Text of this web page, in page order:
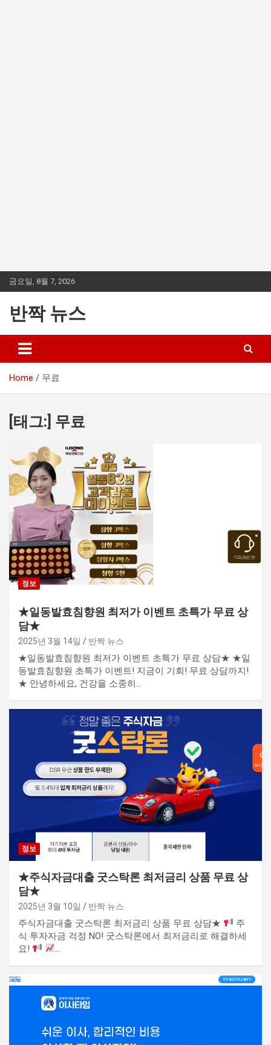
Skip
to
금요일, 8월 7, 2026
반짝 뉴스
Home 무료
[태그:] 무료
정보
★일동발효침향원 최저가 이벤트 초특가 무료 상
담★
2025년 3월 14일 반짝 뉴스
★일동발효침향원 최저가 이벤트 초특가 무료 상담★ ★일
동발효침향원 초특가 이벤트! 지금이 기회! 무료 상담까지!
★ 안녕하세요, 건강을 소중히…
정보
★주식자금대출 굿스탁론 최저금리 상품 무료 상
담★
2025년 3월 10일 반짝 뉴스
주식자금대출 굿스탁론 최저금리 상품 무료 상담★
주
식 투자자금 걱정 NO! 굿스탁론에서 최저금리로 해결하세
요!